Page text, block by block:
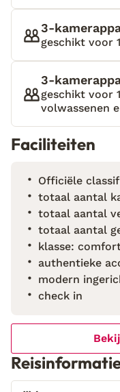
water rondom je
wuivende
Ieder appartement
een kleurrijk
van de zon kunt
aan de rust? Breng
strand van Playa
Puerto Rico of het
Puerto de Mogán.
een dagje
appartement echt
3-
geschikt voor
3-
geschikt voor
volwassenen
Faciliteiten
Officiële
totaal aantal
totaal aantal
totaal aantal
klasse:
authentieke
modern
check in